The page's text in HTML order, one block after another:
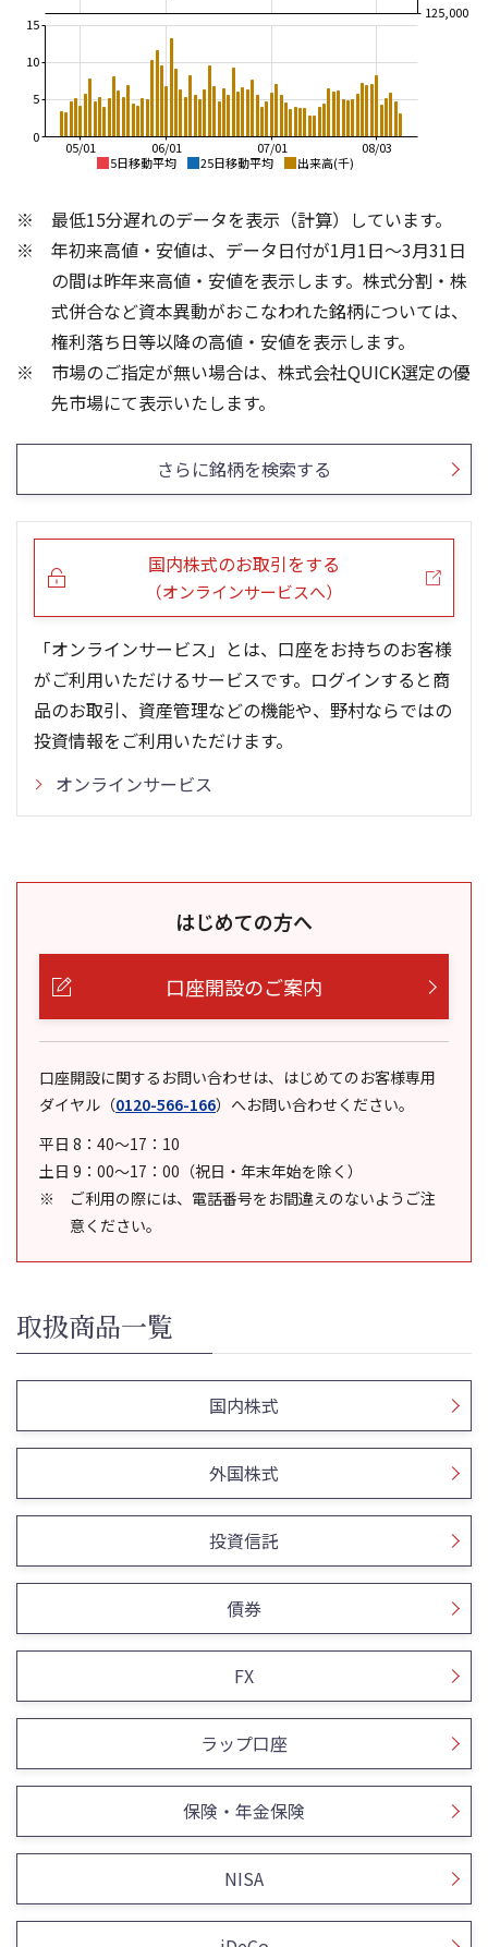
5日移動平均 25日移動平均 出来高(千)
08/03
07/01
06/01
05/01
125,000
0
5
10
15
13週移動平均 26週移動平均 出来高(千)
100,000
120,000
130,000
140,000
150,000
0
15
5ヶ月移動平均 25ヶ月移動平均 出来高(千)
100,000
140,000
160,000
0
15
最低15分遅れのデータを表示（計算）しています。
年初来高値・安値は、データ日付が1月1日～3月31日
の間は昨年来高値・安値を表示します。株式分割・株
式併合など資本異動がおこなわれた銘柄については、
権利落ち日等以降の高値・安値を表示します。
市場のご指定が無い場合は、株式会社QUICK選定の優
先市場にて表示いたします。
さらに銘柄を検索する
国内株式のお取引をする
（オンラインサービスへ）
「オンラインサービス」とは、口座をお持ちのお客様
がご利用いただけるサービスです。ログインすると商
品のお取引、資産管理などの機能や、野村ならではの
投資情報をご利用いただけます。
オンラインサービス
はじめての方へ
口座開設のご案内
口座開設に関するお問い合わせは、はじめてのお客様専用
ダイヤル （0120-566-166） へお問い合わせください。
平日 8：40～17：10
土日 9：00～17：00（祝日・年末年始を除く）
ご利用の際には、電話番号をお間違えのないようご注
意ください。
取扱商品一覧
国内株式
外国株式
投資信託
債券
FX
ラップ口座
保険・年金保険
NISA